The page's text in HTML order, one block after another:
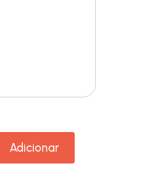
Adicionar